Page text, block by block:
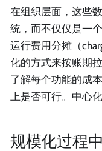
在组织层面，这些
统，而不仅仅是一
运行费用分摊（
化的方式来按账期
了解每个功能的成
上是否可行。中心
规模化过程